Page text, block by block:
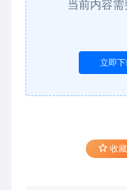
当前内容
立即
收